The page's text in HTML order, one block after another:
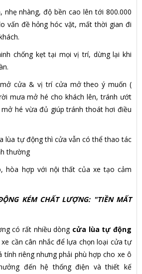
nhẹ nhàng, độ bền cao lên tới 800.000
vấn đề hỏng hóc vặt, mất thời gian đi
chống kẹt tại mọi vị trí, dừng lại khi
cửa & vị trí cửa mở theo ý muốn (
mưa mở hé cho khách lên, tránh ướt
mở hé vừa đủ giúp tránh thoát hơi điều
lùa tự động thì cửa vẫn có thể thao tác
thường
hòa hợp với nội thất của xe tạo cảm
KÉM CHẤT LƯỢNG: "TIỀN MẤT
có rất nhiều dòng cửa lùa tự động
xe cần cân nhắc để lựa chọn loại cửa tự
tính riêng nhưng phải phù hợp cho xe ô
đến hệ thống điện và thiết kế